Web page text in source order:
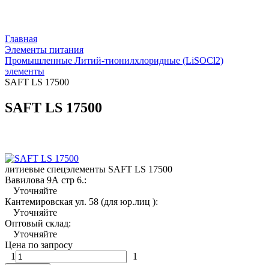
Главная
Элементы питания
Промышленные Литий-тионилхлоридные (LiSOCl2)
элементы
SAFT LS 17500
SAFT LS 17500
литиевые спецэлементы SAFT LS 17500
Вавилова 9А стр 6.:
Уточняйте
Кантемировская ул. 58 (для юр.лиц ):
Уточняйте
Оптовый склад:
Уточняйте
Цена по запросу
1
1